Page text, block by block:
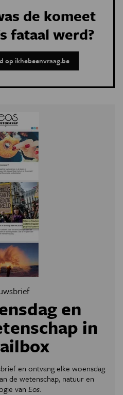
de komeet
fataal werd?
op ikhebeenvraag.be
en
in
en ontvang elke woensdag
de wetenschap, natuur en
van Eos.